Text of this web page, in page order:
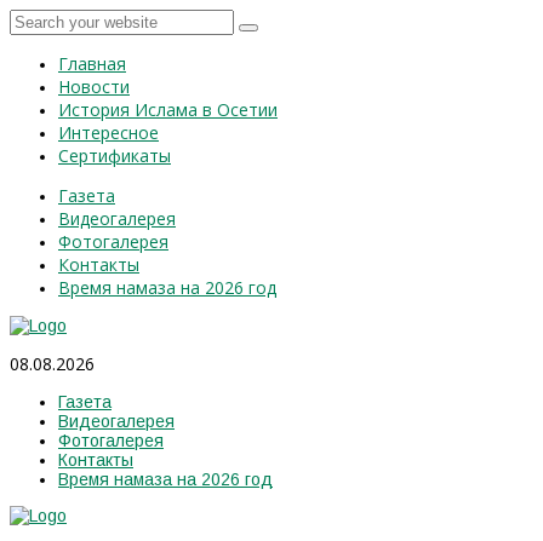
Главная
Новости
История Ислама в Осетии
Интересное
Сертификаты
Газета
Видеогалерея
Фотогалерея
Контакты
Время намаза на 2026 год
08.08.2026
Газета
Видеогалерея
Фотогалерея
Контакты
Время намаза на 2026 год